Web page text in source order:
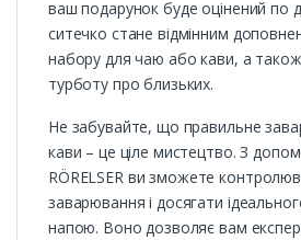
ваш подарунок буде оцінений по
ситечко стане відмінним
набору для чаю або кави, а
турботу про близьких.
Не забувайте, що правильне
кави – це ціле мистецтво. З
RÖRELSER ви зможете
заварювання і досягати
напою. Воно дозволяє вам